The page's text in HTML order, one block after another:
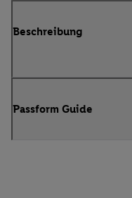
Beschreibung
Passform Guide